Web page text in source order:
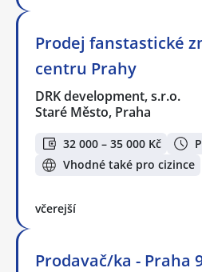
Prodej fanstastické
centru Prahy
DRK development, s.r.o.
Staré Město, Praha
32 000 – 35 000 Kč
Vhodné také pro cizince
včerejší
Prodavač/ka - Praha